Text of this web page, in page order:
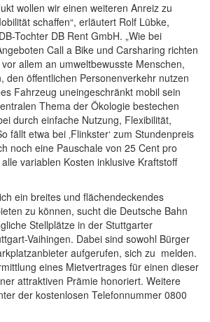
wollen wir einen weiteren Anreiz zu
schaffen“, erläutert Rolf Lübke,
Tochter DB Rent GmbH. „Wie bei
Call a Bike und Carsharing richten
vor allem an umweltbewusste Menschen,
den öffentlichen Personenverkehr nutzen
Fahrzeug uneingeschränkt mobil sein
Thema der Ökologie bestechen
durch einfache Nutzung, Flexibilität,
fällt etwa bei ‚Flinkster‘ zum Stundenpreis
noch eine Pauschale von 25 Cent pro
variablen Kosten inklusive Kraftstoff
ein breites und flächendeckendes
zu können, sucht die Deutsche Bahn
Stellplätze in der Stuttgarter
Vaihingen. Dabei sind sowohl Bürger
aufgerufen, sich zu melden.
eines Mietvertrages für einen dieser
attraktiven Prämie honoriert. Weitere
der kostenlosen Telefonnummer 0800